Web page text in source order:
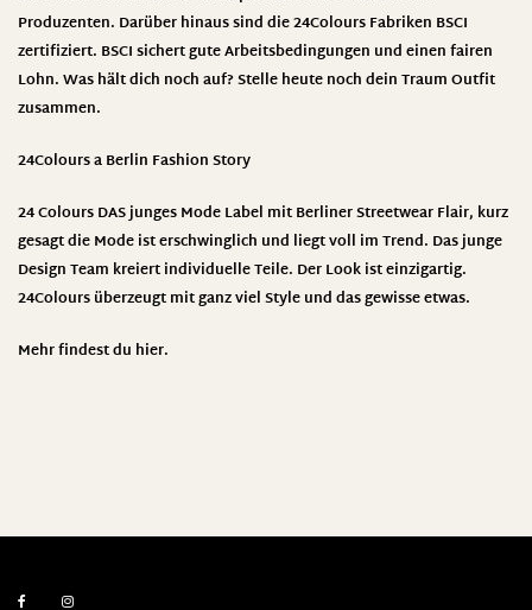
Produzenten. Darüber hinaus sind die 24Colours Fabriken BSCI
zertifiziert. BSCI sichert gute Arbeitsbedingungen und einen fairen
Lohn. Was hält dich noch auf? Stelle heute noch dein Traum Outfit
zusammen.
24Colours a Berlin Fashion Story
24 Colours DAS junges Mode Label mit Berliner Streetwear Flair, kurz
gesagt die Mode ist erschwinglich und liegt voll im Trend. Das junge
Design Team kreiert individuelle Teile. Der Look ist einzigartig.
24Colours überzeugt mit ganz viel Style und das gewisse etwas.
Mehr findest du hier.